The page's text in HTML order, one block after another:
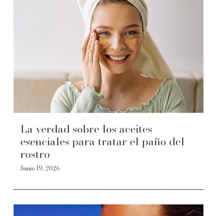
La verdad sobre los aceites
esenciales para tratar el paño del
rostro
Junio 19, 2026